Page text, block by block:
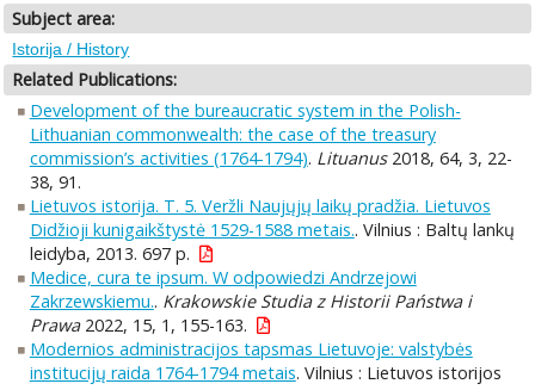
Subject area:
Istorija / History
Related Publications:
Development of the bureaucratic system in the Polish-
Lithuanian commonwealth: the case of the treasury
commission’s activities (1764-1794). Lituanus2018, 64, 3, 22-
38, 91.
Lietuvos istorija. T. 5. Veržli Naujųjų laikų pradžia. Lietuvos
Didžioji kunigaikštystė 1529-1588 metais.. Vilnius : Baltų lankų
leidyba, 2013. 697 p.
Medice, cura te ipsum. W odpowiedzi Andrzejowi
Zakrzewskiemu.. Krakowskie Studia z Historii Państwa i
Prawa2022, 15, 1, 155-163.
Modernios administracijos tapsmas Lietuvoje: valstybės
institucijų raida 1764-1794 metais. Vilnius : Lietuvos istorijos